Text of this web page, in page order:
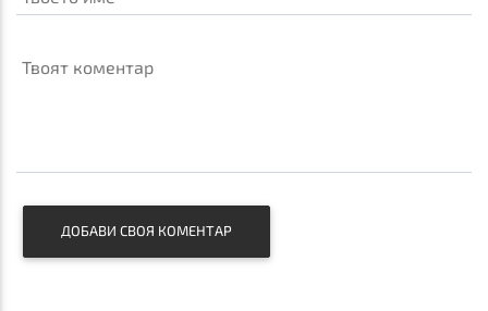
Твоят коментар
ДОБАВИ СВОЯ КОМЕНТАР